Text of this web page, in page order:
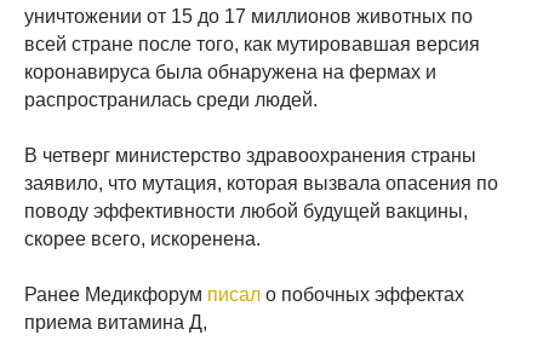
уничтожении от 15 до 17 миллионов животных по
всей стране после того, как мутировавшая версия
коронавируса была обнаружена на фермах и
распространилась среди людей.
В четверг министерство здравоохранения страны
заявило, что мутация, которая вызвала опасения по
поводу эффективности любой будущей вакцины,
скорее всего, искоренена.
Ранее Медикфорум писал о побочных эффектах
приема витамина Д,